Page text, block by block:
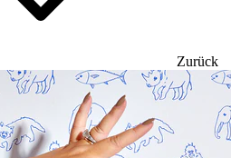
Zurück